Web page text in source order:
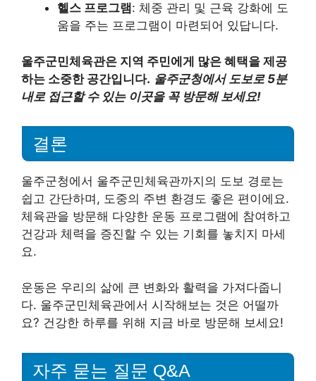
헬스 프로그램: 체중 관리 및 근육 강화에 도
움을 주는 프로그램이 마련되어 있답니다.
울주군민체육관은 지역 주민에게 많은 혜택을 제공
하는 소중한 공간입니다. 울주군청에서 도보로 5분
내로 접근할 수 있는 이곳을 꼭 방문해 보세요!
결론
울주군청에서 울주군민체육관까지의 도보 경로는
쉽고 간단하며, 도중의 주변 환경도 좋은 편이에요.
체육관을 방문해 다양한 운동 프로그램에 참여하고
건강과 체력을 증진할 수 있는 기회를 놓치지 마세
요.
운동은 우리의 삶에 큰 변화와 활력을 가져다줍니
다. 울주군민체육관에서 시작해보는 것은 어떨까
요? 건강한 하루를 위해 지금 바로 방문해 보세요!
자주 묻는 질문 Q&A